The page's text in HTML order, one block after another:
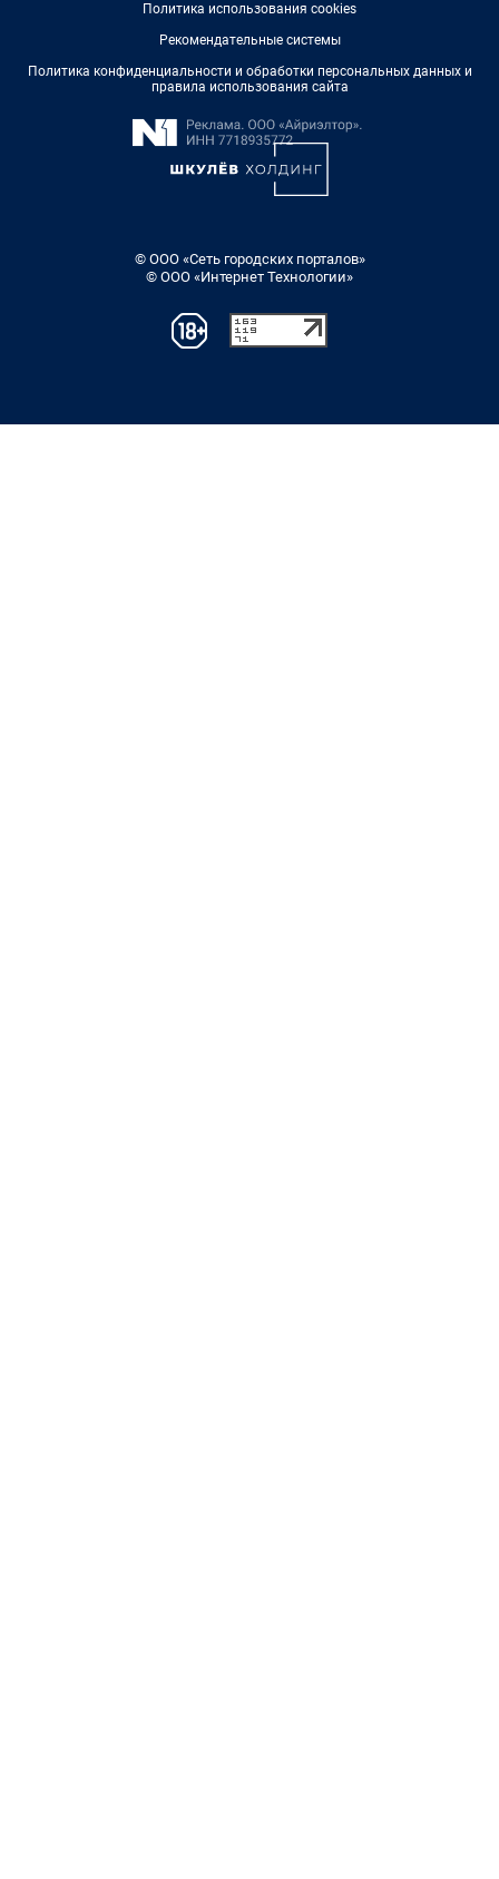
Политика использования cookies
Рекомендательные системы
Политика конфиденциальности и обработки персональных данных и
правила использования сайта
© ООО «Сеть городских порталов»
© ООО «Интернет Технологии»